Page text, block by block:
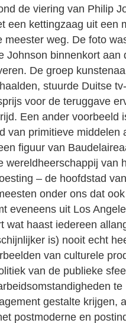
de viering van Philip
een kettingzaag uit een
meester weg. De foto
Johnson binnenkort aan
De groep
stuurde Duitse
voor de teruggave
Een ander voorbeeld
van primitieve middelen
figuur van
wereldheerschappij van
– de hoofdstad
onder ons dat
eveneens uit Los
wat haast iedereen
is) nooit echt
van culturele
van de publieke
gestalte krijgen,
postmoderne en